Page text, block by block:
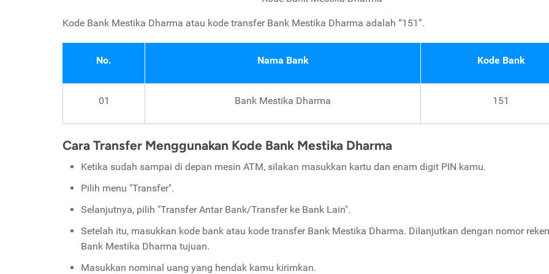
Kode Bank Mestika Dharma atau kode transfer Bank Mestika Dharma adalah “151”.
No. Nama Bank Kode Bank
01 Bank Mestika Dharma 151
Cara Transfer Menggunakan Kode Bank Mestika Dharma
Ketika sudah sampai di depan mesin ATM, silakan masukkan kartu dan enam digit PIN kamu.
Pilih menu "Transfer".
Selanjutnya, pilih "Transfer Antar Bank/Transfer ke Bank Lain".
Setelah itu, masukkan kode bank atau kode transfer Bank Mestika Dharma. Dilanjutkan dengan nomor
Bank Mestika Dharma tujuan.
Masukkan nominal uang yang hendak kamu kirimkan.